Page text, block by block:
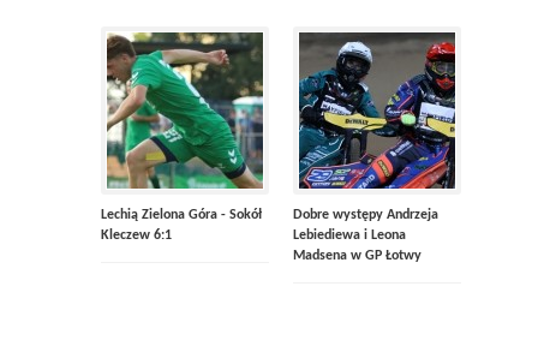
Lechią Zielona Góra - Sokół
Kleczew 6:1
Dobre występy Andrzeja
Lebiediewa i Leona
Madsena w GP Łotwy